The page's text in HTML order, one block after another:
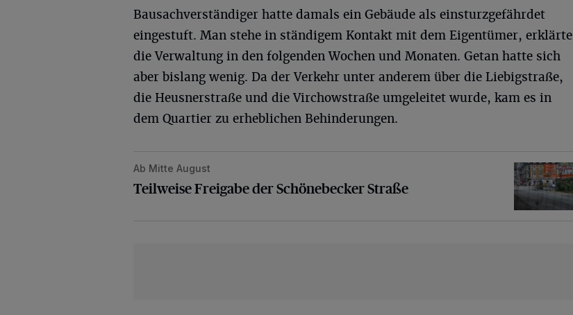
Bausachverständiger hatte damals ein Gebäude als einsturzgefährdet
eingestuft. Man stehe in ständigem Kontakt mit dem Eigentümer, erklärte
die Verwaltung in den folgenden Wochen und Monaten. Getan hatte sich
aber bislang wenig. Da der Verkehr unter anderem über die Liebigstraße,
die Heusnerstraße und die Virchowstraße umgeleitet wurde, kam es in
dem Quartier zu erheblichen Behinderungen.
Teilweise Freigabe der Schönebecker Straße
Ab Mitte August
Teilweise Freigabe der Schönebecker Straße